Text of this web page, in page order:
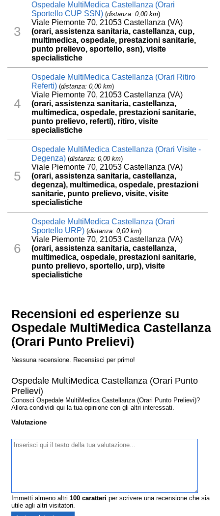
3
Ospedale MultiMedica Castellanza (Orari
Sportello CUP SSN) (distanza: 0,00 km)
Viale Piemonte 70, 21053 Castellanza (VA)
(orari, assistenza sanitaria, castellanza, cup,
multimedica, ospedale, prestazioni sanitarie,
punto prelievo, sportello, ssn), visite
specialistiche
4
Ospedale MultiMedica Castellanza (Orari Ritiro
Referti) (distanza: 0,00 km)
Viale Piemonte 70, 21053 Castellanza (VA)
(orari, assistenza sanitaria, castellanza,
multimedica, ospedale, prestazioni sanitarie,
punto prelievo, referti), ritiro, visite
specialistiche
5
Ospedale MultiMedica Castellanza (Orari Visite -
Degenza) (distanza: 0,00 km)
Viale Piemonte 70, 21053 Castellanza (VA)
(orari, assistenza sanitaria, castellanza,
degenza), multimedica, ospedale, prestazioni
sanitarie, punto prelievo, visite, visite
specialistiche
6
Ospedale MultiMedica Castellanza (Orari
Sportello URP) (distanza: 0,00 km)
Viale Piemonte 70, 21053 Castellanza (VA)
(orari, assistenza sanitaria, castellanza,
multimedica, ospedale, prestazioni sanitarie,
punto prelievo, sportello, urp), visite
specialistiche
Recensioni ed esperienze su
Ospedale MultiMedica Castellanza
(Orari Punto Prelievi)
Nessuna recensione. Recensisci per primo!
Ospedale MultiMedica Castellanza (Orari Punto
Prelievi)
Conosci Ospedale MultiMedica Castellanza (Orari Punto Prelievi)?
Allora condividi qui la tua opinione con gli altri interessati.
Valutazione
Immetti almeno altri100 caratteri per scrivere una recensione che sia
utile agli altri visitatori.